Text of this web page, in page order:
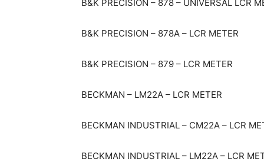
B&K PRECISION – 878 – UNIVERSAL LCR
B&K PRECISION – 878A – LCR METER
B&K PRECISION – 879 – LCR METER
BECKMAN – LM22A – LCR METER
BECKMAN INDUSTRIAL – CM22A – LCR
BECKMAN INDUSTRIAL – LM22A – LCR